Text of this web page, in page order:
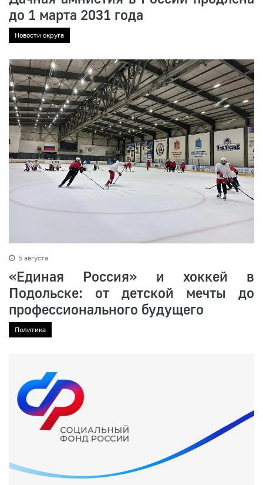
до 1 марта 2031 года
Новости округа
5 августа
«Единая Россия» и хоккей в
Подольске: от детской мечты до
профессионального будущего
Политика